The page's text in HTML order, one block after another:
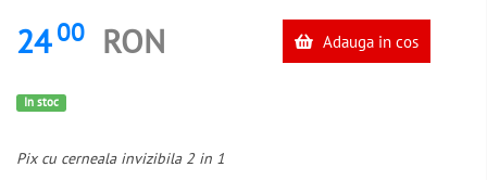
24 00 RON Adauga in cos
In stoc
Pix cu cerneala invizibila 2 in 1